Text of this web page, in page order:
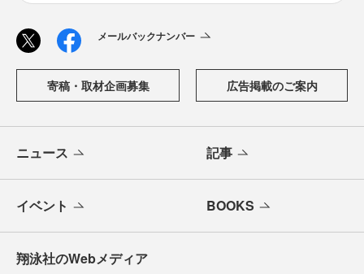
からAI活用、キャリアまで、ソフトウェア開発にかかわる
すべての人の学びと成長を支える最新情報と実践知をお届